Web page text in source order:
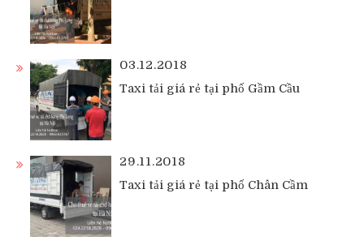
03.12.2018
Taxi tải giá rẻ tại phố Gầm Cầu
29.11.2018
Taxi tải giá rẻ tại phố Chân Cầm